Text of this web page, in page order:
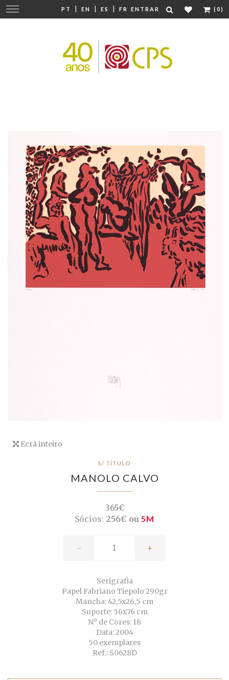
PT | EN | ES | FR ENTRAR (0)
Mudar
navegação
Ecrã inteiro
S/ TÍTULO
MANOLO CALVO
365€
Sócios: 256€ ou 5M
- +
Serigrafia
Papel Fabriano Tiepolo 290gr
Mancha: 42,5x26,5 cm
Suporte: 56x76 cm
Nº de Cores: 18
Data: 2004
50 exemplares
Ref.: S0628D